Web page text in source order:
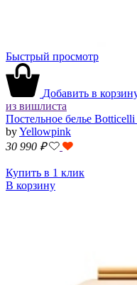
Быстрый просмотр
Добавить в
из вишлиста
Постельное белье
byYellowpink
30 990 ₽
Купить в 1 клик
В корзину